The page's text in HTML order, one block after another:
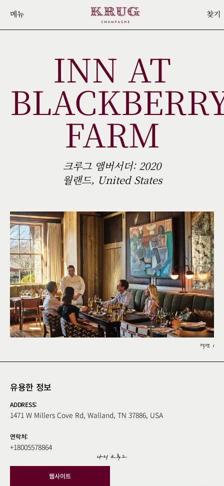
main
content
메뉴 찾기
INN AT
FARM
크루그 앰버서더: 2020
월랜드, United States
섹션 1
유용한 정보
ADDRESS:
1471 W Millers Cove Rd, Walland, TN 37886, USA
연락처:
+18005578864 나의 크루그
웹사이트